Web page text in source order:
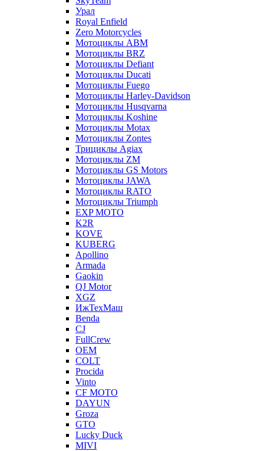
Урал
Royal Enfield
Zero Motorcycles
Мотоциклы ABM
Мотоциклы BRZ
Мотоциклы Defiant
Мотоциклы Ducati
Мотоциклы Fuego
Мотоциклы Harley-Davidson
Мотоциклы Husqvarna
Мотоциклы Koshine
Мотоциклы Motax
Мотоциклы Zontes
Трициклы Agiax
Мотоциклы ZM
Мотоциклы GS Motors
Мотоциклы JAWA
Мотоциклы RATO
Мотоциклы Triumph
EXP MOTO
K2R
KOVE
KUBERG
Apollino
Armada
Gaokin
QJ Motor
XGZ
ИжТехМаш
Benda
CJ
FullCrew
OEM
COLT
Procida
Vinto
CF MOTO
DAYUN
Groza
GTO
Lucky Duck
MIVI